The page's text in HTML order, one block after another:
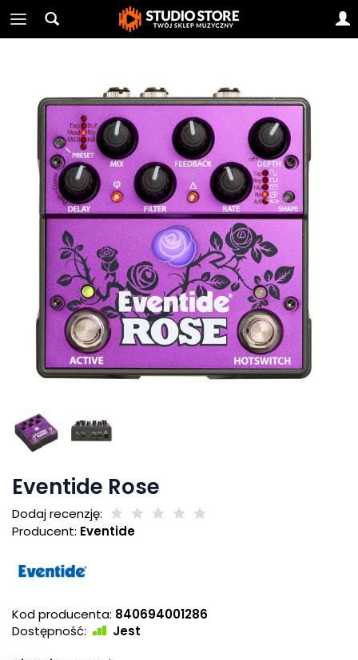
Eventide Rose
Dodaj recenzję:
Producent: Eventide
Kod producenta: 840694001286
Dostępność:
Jest